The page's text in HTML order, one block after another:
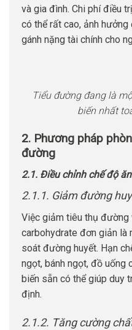
và gia đình. Chi phí điều
có thể rất cao, ảnh
gánh nặng tài chính cho
Tiểu đường đang là
biến nhất
2. Phương pháp
đường
2.1. Điều chỉnh chế độ
2.1.1. Giảm đường
Việc giảm tiêu thụ đường
carbohydrate đơn giản là
soát đường huyết. Hạn
ngọt, bánh ngọt, đồ uống
biến sẵn có thể giúp duy
định.
2.1.2. Tăng cường